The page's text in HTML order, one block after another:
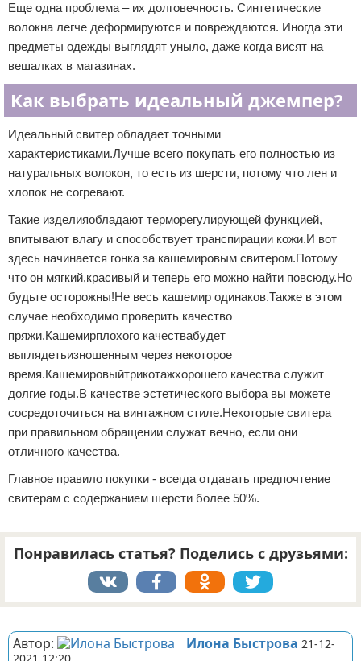
Еще одна проблема – их долговечность. Синтетические
волокна легче деформируются и повреждаются. Иногда эти
предметы одежды выглядят уныло, даже когда висят на
вешалках в магазинах.
Как выбрать идеальный джемпер?
Идеальный свитер обладает точными
характеристиками.Лучше всего покупать его полностью из
натуральных волокон, то есть из шерсти, потому что лен и
хлопок не согревают.
Такие изделияобладают терморегулирующей функцией,
впитывают влагу и способствует транспирации кожи.И вот
здесь начинается гонка за кашемировым свитером.Потому
что он мягкий,красивый и теперь его можно найти повсюду.Но
будьте осторожны!Не весь кашемир одинаков.Также в этом
случае необходимо проверить качество
пряжи.Кашемирплохого качествабудет
выглядетьизношенным через некоторое
время.Кашемировыйтрикотажхорошего качества служит
долгие годы.В качестве эстетического выбора вы можете
сосредоточиться на винтажном стиле.Некоторые свитера
при правильном обращении служат вечно, если они
отличного качества.
Главное правило покупки - всегда отдавать предпочтение
свитерам с содержанием шерсти более 50%.
Понравилась статья? Поделись с друзьями:
Автор: Илона Быстрова 21-12-